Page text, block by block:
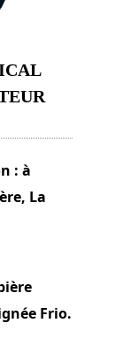
: à
La
Frio.